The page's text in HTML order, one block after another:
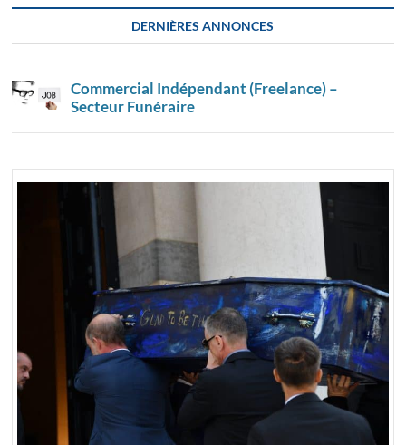
DERNIÈRES ANNONCES
Commercial Indépendant (Freelance) –
Secteur Funéraire